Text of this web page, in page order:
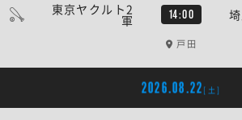
東京ヤクルト2
軍 14:00
戸田
2026.08.22 [土]